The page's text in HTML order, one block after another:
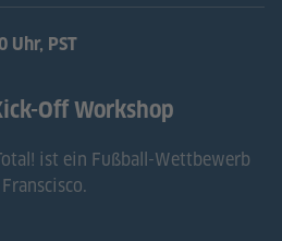
Uhr, PST
Off Workshop
ist ein Fußball-Wettbewerb